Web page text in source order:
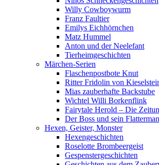
Willy Cowboywurm
Franz Faultier
Emilys Eichhörnchen
Matz Hummel
Anton und der Neelefant
Tierheimgeschichten
Märchen-Serien
Flaschenpostbote Knut
Ritter Fridolin von
Mias zauberhafte Backstube
Wichtel Willi Borkenflink
Fairytale Herold – Die
Der Boss und sein
Hexen, Geister, Monster
Hexengeschichten
Roselotte Brombeergeist
Gespenstergeschichten